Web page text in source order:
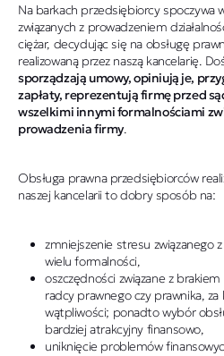
Na barkach przedsiębiorcy spoczywa
związanych z prowadzeniem
ciężar, decydując się na obsługę
realizowaną przez naszą kancelarię.
sporządzają umowy, opiniują je,
zapłaty, reprezentują firmę przed
wszelkimi innymi formalnościami
prowadzenia firmy.
Obsługa prawna przedsiębiorców
naszej kancelarii to dobry sposób na:
zmniejszenie stresu związanego
wielu formalności,
oszczędności związane z
radcy prawnego czy prawnika,
wątpliwości; ponadto wybór
bardziej atrakcyjny finansowo,
uniknięcie problemów